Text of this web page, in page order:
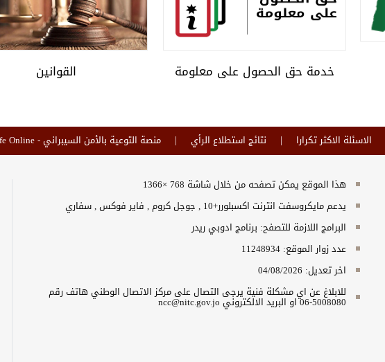
خدمة حق الحصول على معلومة القوانين
الاسئلة الاكثر تكرارا نتائج استطلاع الرأي منصة التوعية بالأمن السيبراني - Safe Online
هذا الموقع يمكن تصفحه من خلال شاشة 768 ×1366
يدعم مايكروسفت انترنت اكسبلورر+10 , جوجل كروم , فاير فوكس , سفاري
البرامج اللازمة للتصفح: برنامج ادوبي ريدر
عدد زوار الموقع: 11248934
اخر تعديل: 04/08/2026
للابلاغ عن اي مشكلة فنية يرجى التصال على مركز الاتصال الوطني هاتف رقم
5008080-06 او البريد الالكتروني ncc@nitc.gov.jo